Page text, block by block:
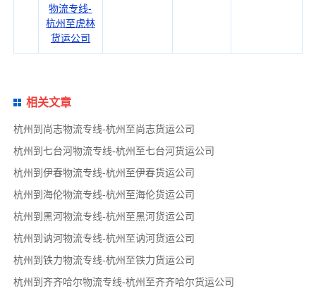
物流专线-
杭州至虎林
货运公司
相关文章
杭州到尚志物流专线-杭州至尚志货运公司
杭州到七台河物流专线-杭州至七台河货运公司
杭州到伊春物流专线-杭州至伊春货运公司
杭州到海伦物流专线-杭州至海伦货运公司
杭州到黑河物流专线-杭州至黑河货运公司
杭州到讷河物流专线-杭州至讷河货运公司
杭州到铁力物流专线-杭州至铁力货运公司
杭州到齐齐哈尔物流专线-杭州至齐齐哈尔货运公司